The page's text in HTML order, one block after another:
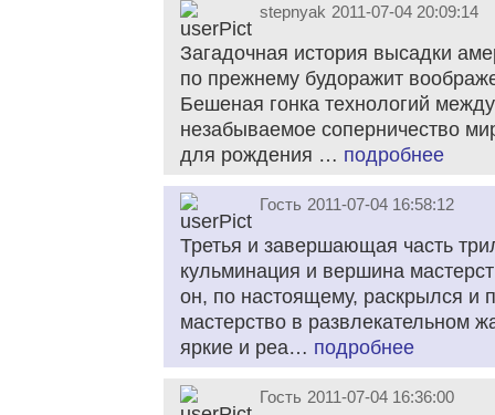
stepnyak 2011-07-04 20:09:14
Загадочная история высадки
по прежнему будоражит
Бешеная гонка технологий
незабываемое соперничество
для рождения … подробнее
Гость 2011-07-04 16:58:12
Третья и завершающая часть
кульминация и вершина
он, по настоящему, раскрылся и
мастерство в развлекательном
яркие и реа… подробнее
Гость 2011-07-04 16:36:00